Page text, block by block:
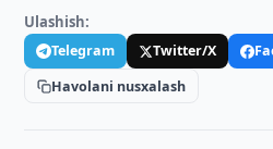
Ulashish:
Telegram Twitter/X
Havolani nusxalash